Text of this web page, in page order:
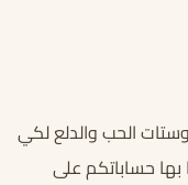
الحب والدلع لكي
بها حساباتكم على